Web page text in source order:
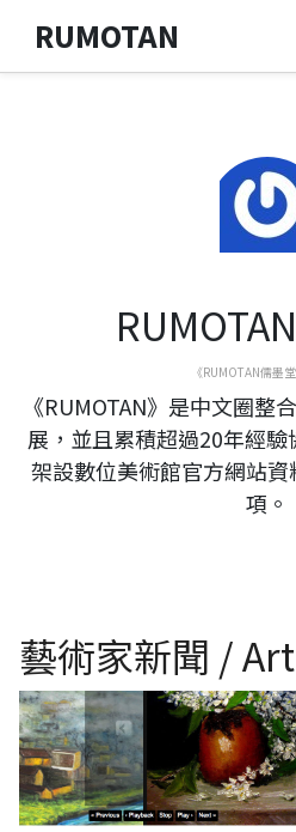
RUMOTAN
《RUMOTAN儒墨
《RUMOTAN》是中文圈整
展，並且累積超過20年經
架設數位美術館官方網站
項。
藝術家新聞 /